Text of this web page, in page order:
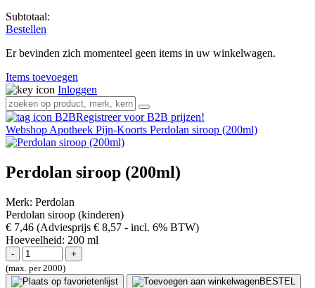
Subtotaal:
Bestellen
Er bevinden zich momenteel geen items in uw winkelwagen.
Items toevoegen
Inloggen
Registreer voor B2B prijzen!
Webshop Apotheek Pijn-Koorts Perdolan siroop (200ml)
Perdolan siroop (200ml)
Merk: Perdolan
Perdolan siroop (kinderen)
€ 7,46 (Adviesprijs € 8,57 - incl. 6% BTW)
Hoeveelheid: 200 ml
(max. per 2000)
BESTEL